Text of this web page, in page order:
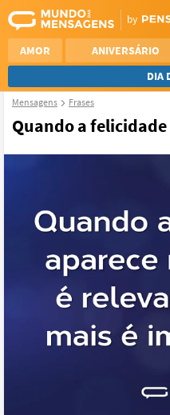
AMOR ANIVERSÁRIO
DIA
REFLEXÃO
Mensagens Frases
Quando a